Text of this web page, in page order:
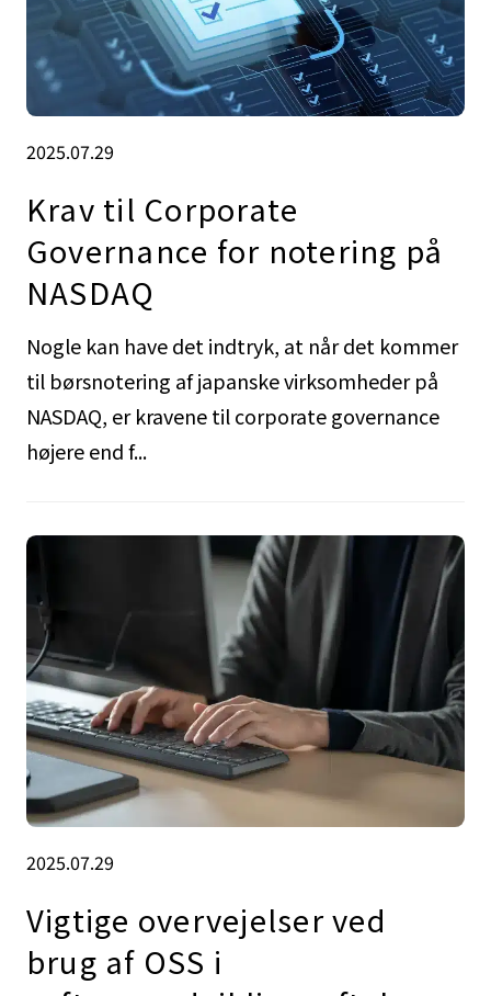
2025.07.29
Krav til Corporate
Governance for notering på
NASDAQ
Nogle kan have det indtryk, at når det kommer
til børsnotering af japanske virksomheder på
NASDAQ, er kravene til corporate governance
højere end f...
2025.07.29
Vigtige overvejelser ved
brug af OSS i